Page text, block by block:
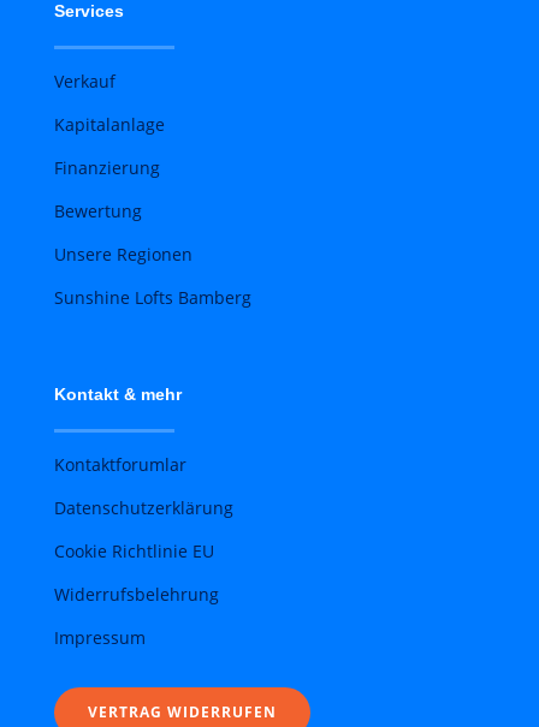
Services
Verkauf
Kapitalanlage
Finanzierung
Bewertung
Unsere Regionen
Sunshine Lofts Bamberg
Kontakt & mehr
Kontaktforumlar
Datenschutzerklärung
Cookie Richtlinie EU
Widerrufsbelehrung
Impressum
VERTRAG WIDERRUFEN